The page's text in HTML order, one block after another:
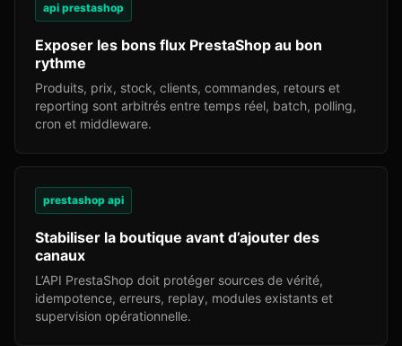
api prestashop
Exposer les bons flux PrestaShop au bon
rythme
Produits, prix, stock, clients, commandes, retours et
reporting sont arbitrés entre temps réel, batch, polling,
cron et middleware.
prestashop api
Stabiliser la boutique avant d’ajouter des
canaux
L’API PrestaShop doit protéger sources de vérité,
idempotence, erreurs, replay, modules existants et
supervision opérationnelle.